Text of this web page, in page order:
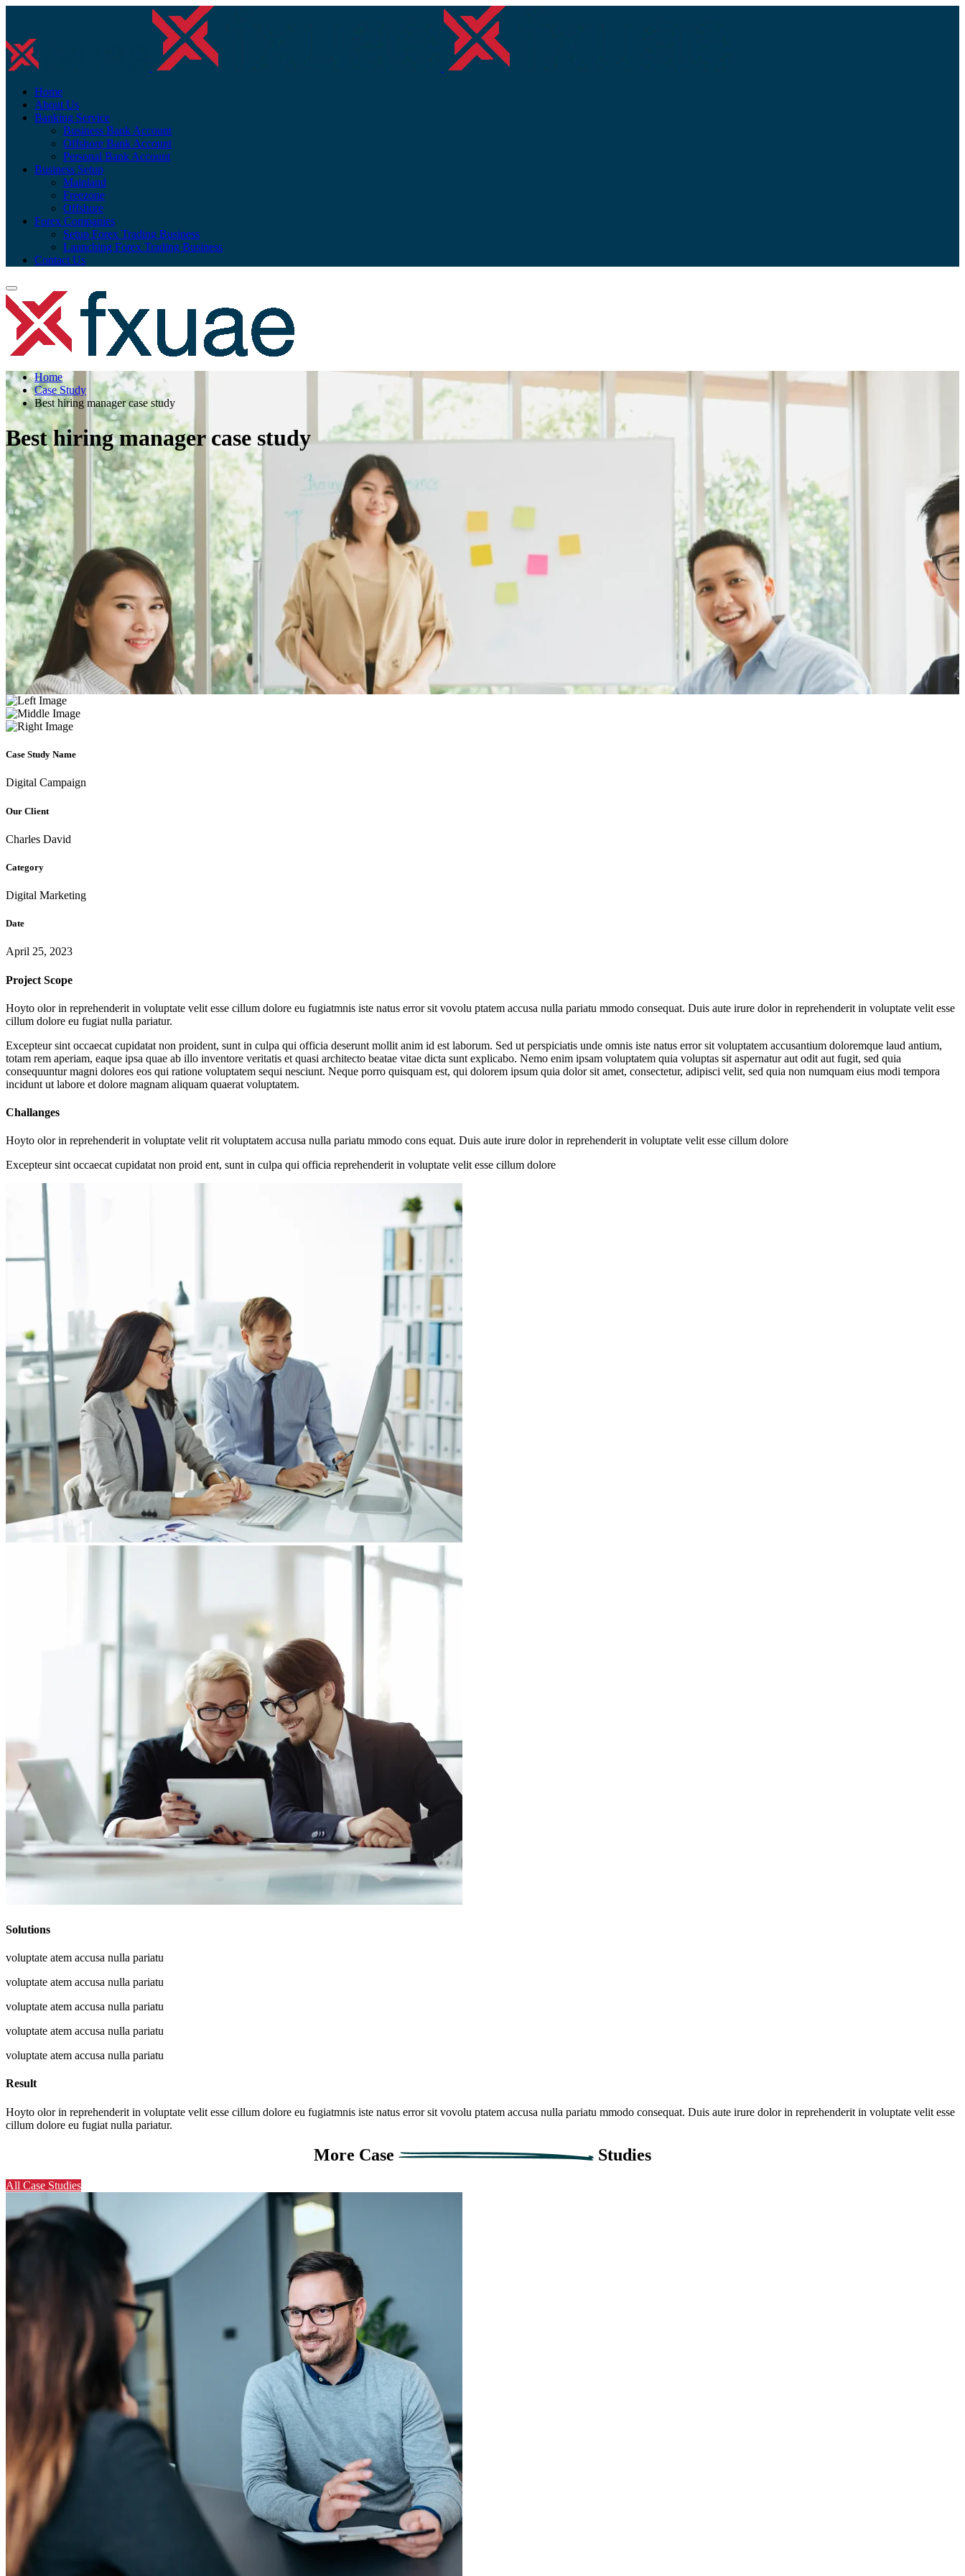
Home
About Us
Banking Service
Business Bank Account
Offshore Bank Account
Personal Bank Account
Business Setup
Mainland
Freezone
Offshore
Forex Companies
Setup Forex Trading Business
Launching Forex Trading Business
Contact Us
Home
Case Study
Best hiring manager case study
Best hiring manager case study
Case Study Name
Digital Campaign
Our Client
Charles David
Category
Digital Marketing
Date
April 25, 2023
Project Scope
Hoyto olor in reprehenderit in voluptate velit esse cillum dolore eu fugiatmnis iste natus error sit vovolu ptatem accusa nulla pariatu mmodo consequat. Duis aute irure dolor in reprehenderit in voluptate velit esse
cillum dolore eu fugiat nulla pariatur.
Excepteur sint occaecat cupidatat non proident, sunt in culpa qui officia deserunt mollit anim id est laborum. Sed ut perspiciatis unde omnis iste natus error sit voluptatem accusantium doloremque laud antium,
totam rem aperiam, eaque ipsa quae ab illo inventore veritatis et quasi architecto beatae vitae dicta sunt explicabo. Nemo enim ipsam voluptatem quia voluptas sit aspernatur aut odit aut fugit, sed quia
consequuntur magni dolores eos qui ratione voluptatem sequi nesciunt. Neque porro quisquam est, qui dolorem ipsum quia dolor sit amet, consectetur, adipisci velit, sed quia non numquam eius modi tempora
incidunt ut labore et dolore magnam aliquam quaerat voluptatem.
Challanges
Hoyto olor in reprehenderit in voluptate velit rit voluptatem accusa nulla pariatu mmodo cons equat. Duis aute irure dolor in reprehenderit in voluptate velit esse cillum dolore
Excepteur sint occaecat cupidatat non proid ent, sunt in culpa qui officia reprehenderit in voluptate velit esse cillum dolore
Solutions
voluptate atem accusa nulla pariatu
voluptate atem accusa nulla pariatu
voluptate atem accusa nulla pariatu
voluptate atem accusa nulla pariatu
voluptate atem accusa nulla pariatu
Result
Hoyto olor in reprehenderit in voluptate velit esse cillum dolore eu fugiatmnis iste natus error sit vovolu ptatem accusa nulla pariatu mmodo consequat. Duis aute irure dolor in reprehenderit in voluptate velit esse
cillum dolore eu fugiat nulla pariatur.
More Case Studies
All Case Studies